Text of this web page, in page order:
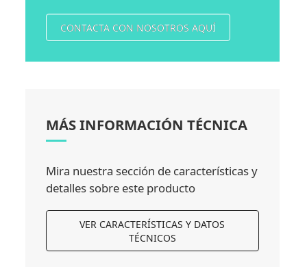
CONTACTA CON NOSOTROS AQUÍ
MÁS INFORMACIÓN TÉCNICA
Mira nuestra sección de características y
detalles sobre este producto
VER CARACTERÍSTICAS Y DATOS
TÉCNICOS